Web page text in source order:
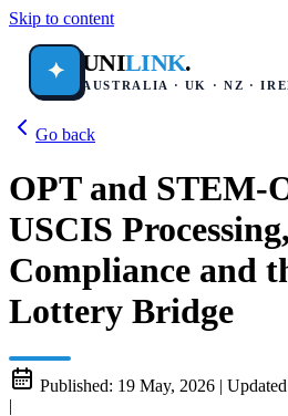
Skip to content
✦ UNILINK.
AUSTRALIA · UK · NZ ·
Go back
OPT and STEM-
USCIS
Compliance and
Lottery Bridge
Published: 19 May, 2026 |
|